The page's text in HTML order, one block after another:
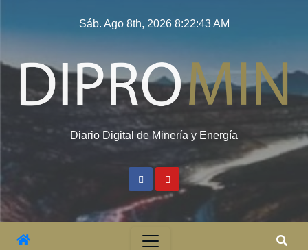
Sáb. Ago 8th, 2026 8:22:44 AM
Diario Digital de Minería y Energía